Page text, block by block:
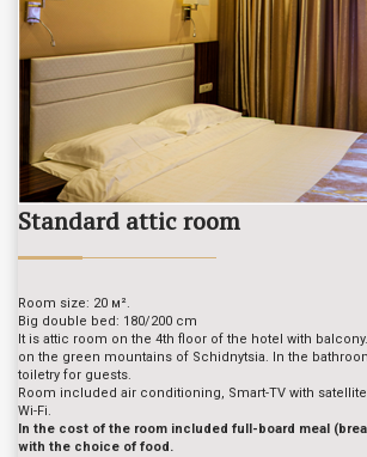
Standard attic room
Room size: 20 м².
Big double bed: 180/200 cm
It is attic room on the 4th floor of the hotel with
on the green mountains of Schidnytsia. In the
toiletry for guests.
Room included air conditioning, Smart-TV with
Wi-Fi.
In the cost of the room included full-board meal
with the choice of food.